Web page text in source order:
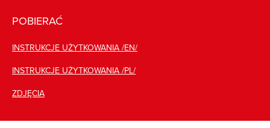
POBIERAĆ
INSTRUKCJE UŻYTKOWANIA /EN/
INSTRUKCJE UŻYTKOWANIA /PL/
ZDJĘCIA